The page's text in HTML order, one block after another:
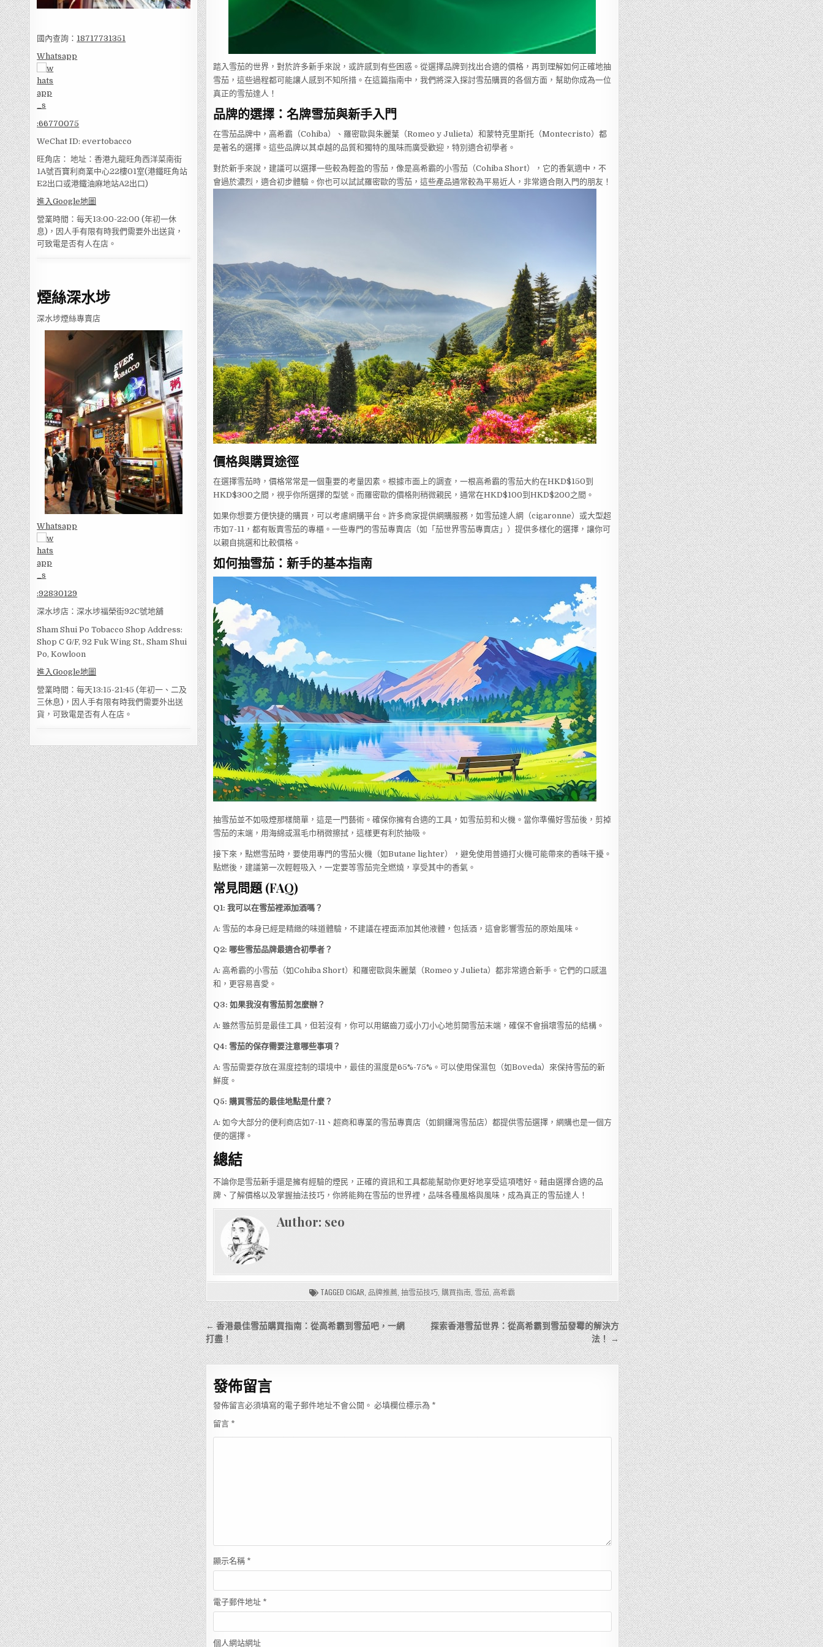
國內查詢： 18717731351
Whatsapp
:66770075
WeChat ID: evertobacco
旺角店： 地址：香港九龍旺角西洋菜南街
1A號百寶利商業中心22樓01室(港鐵旺角站
E2出口或港鐵油麻地站A2出口)
進入Google地圖
營業時間：每天13:00-22:00 (年初一休
息)，因人手有限有時我們需要外出送貨，
可致電是否有人在店。
煙絲深水埗
深水埗煙絲專賣店
Whatsapp
:92830129
深水埗店：深水埗福榮街92C號地舖
Sham Shui Po Tobacco Shop Address:
Shop C G/F, 92 Fuk Wing St., Sham Shui
Po, Kowloon
進入Google地圖
營業時間：每天13:15-21:45 (年初一、二及
三休息)，因人手有限有時我們需要外出送
貨，可致電是否有人在店。
踏入雪茄的世界，對於許多新手來說，或許感到有些困惑。從選擇品牌到找出合適的價格，再到理解如何正確地抽
雪茄，這些過程都可能讓人感到不知所措。在這篇指南中，我們將深入探討雪茄購買的各個方面，幫助你成為一位
真正的雪茄達人！
品牌的選擇：名牌雪茄與新手入門
在雪茄品牌中，高希霸（Cohiba）、羅密歐與朱麗葉（Romeo y Julieta）和蒙特克里斯托（Montecristo）都
是著名的選擇。這些品牌以其卓越的品質和獨特的風味而廣受歡迎，特別適合初學者。
對於新手來說，建議可以選擇一些較為輕盈的雪茄，像是高希霸的小雪茄（Cohiba Short），它的香氣適中，不
會過於濃烈，適合初步體驗。你也可以試試羅密歐的雪茄，這些產品通常較為平易近人，非常適合剛入門的朋友！
價格與購買途徑
在選擇雪茄時，價格常常是一個重要的考量因素。根據市面上的調查，一根高希霸的雪茄大約在HKD$150到
HKD$300之間，視乎你所選擇的型號。而羅密歐的價格則稍微親民，通常在HKD$100到HKD$200之間。
如果你想要方便快捷的購買，可以考慮網購平台。許多商家提供網購服務，如雪茄達人網（cigaronne）或大型超
市如7-11，都有販賣雪茄的專櫃。一些專門的雪茄專賣店（如「茄世界雪茄專賣店」）提供多樣化的選擇，讓你可
以親自挑選和比較價格。
如何抽雪茄：新手的基本指南
抽雪茄並不如吸煙那樣簡單，這是一門藝術。確保你擁有合適的工具，如雪茄剪和火機。當你準備好雪茄後，剪掉
雪茄的末端，用海綿或濕毛巾稍微擦拭，這樣更有利於抽吸。
接下來，點燃雪茄時，要使用專門的雪茄火機（如Butane lighter），避免使用普通打火機可能帶來的香味干擾。
點燃後，建議第一次輕輕吸入，一定要等雪茄完全燃燒，享受其中的香氣。
常見問題 (FAQ)
Q1: 我可以在雪茄裡添加酒嗎？
A: 雪茄的本身已經是精緻的味道體驗，不建議在裡面添加其他液體，包括酒，這會影響雪茄的原始風味。
Q2: 哪些雪茄品牌最適合初學者？
A: 高希霸的小雪茄（如Cohiba Short）和羅密歐與朱麗葉（Romeo y Julieta）都非常適合新手。它們的口感溫
和，更容易喜愛。
Q3: 如果我沒有雪茄剪怎麼辦？
A: 雖然雪茄剪是最佳工具，但若沒有，你可以用鋸齒刀或小刀小心地剪開雪茄末端，確保不會損壞雪茄的結構。
Q4: 雪茄的保存需要注意哪些事項？
A: 雪茄需要存放在濕度控制的環境中，最佳的濕度是65%-75%。可以使用保濕包（如Boveda）來保持雪茄的新
鮮度。
Q5: 購買雪茄的最佳地點是什麼？
A: 如今大部分的便利商店如7-11、超商和專業的雪茄專賣店（如銅鑼灣雪茄店）都提供雪茄選擇，網購也是一個方
便的選擇。
總結
不論你是雪茄新手還是擁有經驗的煙民，正確的資訊和工具都能幫助你更好地享受這項嗜好。藉由選擇合適的品
牌、了解價格以及掌握抽法技巧，你將能夠在雪茄的世界裡，品味各種風格與風味，成為真正的雪茄達人！
Author: seo
TAGGEDCIGAR 品牌推薦 ,抽雪茄技巧 購買指南 雪茄 ,高希霸
文
章
導
覽
探索香港雪茄世界：從高希霸到雪茄發霉的解決方
法！ →
← 香港最佳雪茄購買指南：從高希霸到雪茄吧，一網
打盡！
發佈留言
發佈留言必須填寫的電子郵件地址不會公開。 必填欄位標示為 *
留言 *
顯示名稱 *
電子郵件地址 *
個人網站網址